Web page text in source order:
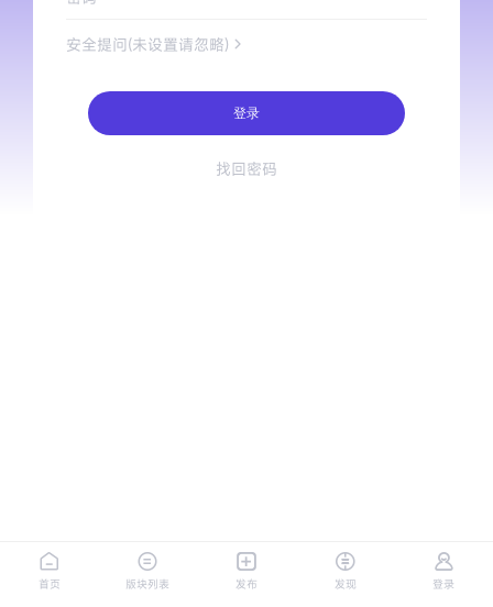
安全提问(未设置请忽略)
登录
找回密码
首页 版块列表 发布 发现 登录